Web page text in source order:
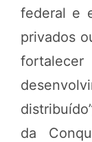
federal e
privados
da